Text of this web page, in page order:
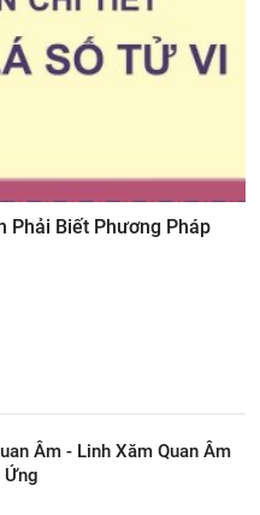
Phải Biết Phương Pháp
Âm - Linh Xăm Quan Âm
Ứng